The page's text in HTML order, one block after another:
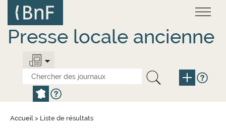
contenu
principal
Presse locale ancienne
Accueil > Liste de résultats
Panneau de gestion des cookies